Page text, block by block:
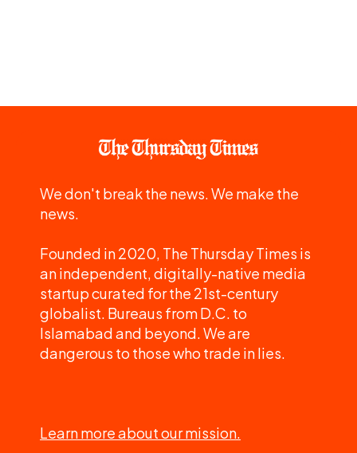
We don't break the news. We make the
news.
Founded in 2020, The Thursday Times is
an independent, digitally-native media
startup curated for the 21st-century
globalist. Bureaus from D.C. to
Islamabad and beyond. We are
dangerous to those who trade in lies.
Learn more about our mission.